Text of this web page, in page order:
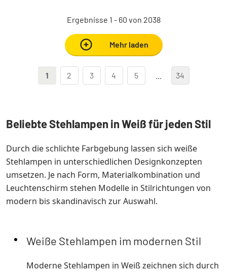
Ergebnisse 1 - 60 von 2038
Mehr laden
1 2 3 4 5 34
Beliebte Stehlampen in Weiß für jeden Stil
Durch die schlichte Farbgebung lassen sich weiße
Stehlampen in unterschiedlichen Designkonzepten
umsetzen. Je nach Form, Materialkombination und
Leuchtenschirm stehen Modelle in Stilrichtungen von
modern bis skandinavisch zur Auswahl.
Weiße Stehlampen im modernen Stil
Moderne Stehlampen in Weiß zeichnen sich durch